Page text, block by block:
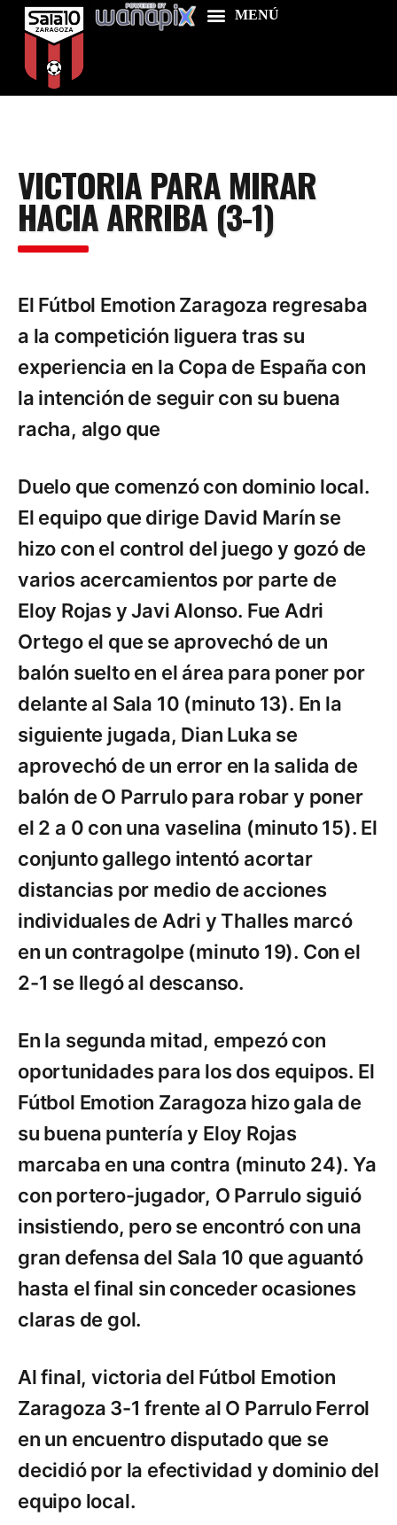
Food & Drink
Features
News
VICTORIA PARA MIRAR
HACIA ARRIBA (3-1)
El Fútbol Emotion Zaragoza regresaba
a la competición liguera tras su
experiencia en la Copa de España con
la intención de seguir con su buena
racha, algo que
Duelo que comenzó con dominio local.
El equipo que dirige David Marín se
hizo con el control del juego y gozó de
varios acercamientos por parte de
Eloy Rojas y Javi Alonso. Fue Adri
Ortego el que se aprovechó de un
balón suelto en el área para poner por
delante al Sala 10 (minuto 13). En la
siguiente jugada, Dian Luka se
aprovechó de un error en la salida de
balón de O Parrulo para robar y poner
el 2 a 0 con una vaselina (minuto 15). El
conjunto gallego intentó acortar
distancias por medio de acciones
individuales de Adri y Thalles marcó
en un contragolpe (minuto 19). Con el
2-1 se llegó al descanso.
En la segunda mitad, empezó con
oportunidades para los dos equipos. El
Fútbol Emotion Zaragoza hizo gala de
su buena puntería y Eloy Rojas
marcaba en una contra (minuto 24). Ya
con portero-jugador, O Parrulo siguió
insistiendo, pero se encontró con una
gran defensa del Sala 10 que aguantó
hasta el final sin conceder ocasiones
claras de gol.
Al final, victoria del Fútbol Emotion
Zaragoza 3-1 frente al O Parrulo Ferrol
en un encuentro disputado que se
decidió por la efectividad y dominio del
equipo local.